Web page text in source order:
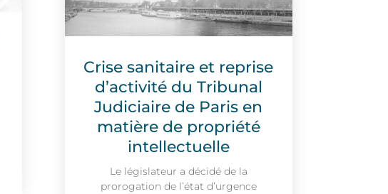
Crise sanitaire et reprise
d’activité du Tribunal
Judiciaire de Paris en
matière de propriété
intellectuelle
Le législateur a décidé de la
prorogation de l’état d’urgence